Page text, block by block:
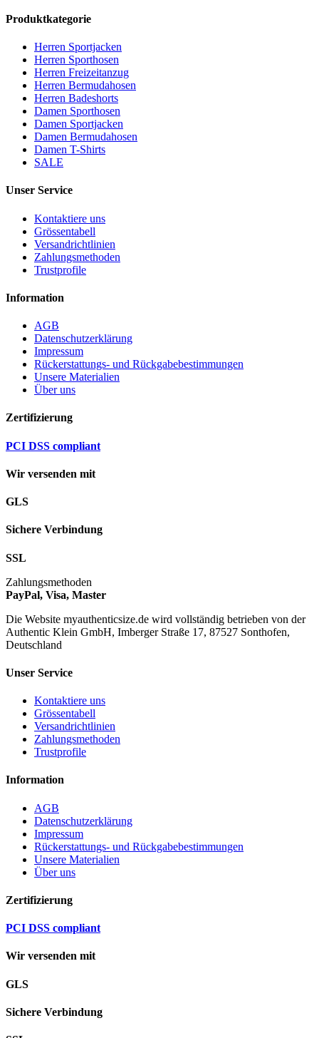
Produktkategorie
Herren Sportjacken
Herren Sporthosen
Herren Freizeitanzug
Herren Bermudahosen
Herren Badeshorts
Damen Sporthosen
Damen Sportjacken
Damen Bermudahosen
Damen T-Shirts
SALE
Unser Service
Kontaktiere uns
Grössentabell
Versandrichtlinien
Zahlungsmethoden
Trustprofile
Information
AGB
Datenschutzerklärung
Impressum
Rückerstattungs- und Rückgabebestimmungen
Unsere Materialien
Über uns
Zertifizierung
PCI DSS compliant
Wir versenden mit
GLS
Sichere Verbindung
SSL
Zahlungsmethoden
PayPal, Visa, Master
Die Website myauthenticsize.de wird vollständig betrieben von der
Authentic Klein GmbH, Imberger Straße 17, 87527 Sonthofen,
Deutschland
Unser Service
Kontaktiere uns
Grössentabell
Versandrichtlinien
Zahlungsmethoden
Trustprofile
Information
AGB
Datenschutzerklärung
Impressum
Rückerstattungs- und Rückgabebestimmungen
Unsere Materialien
Über uns
Zertifizierung
PCI DSS compliant
Wir versenden mit
GLS
Sichere Verbindung